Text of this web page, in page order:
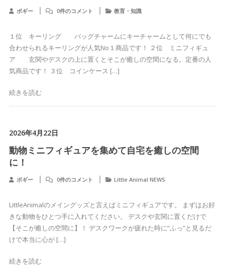
ボギー 0件のコメント 教育・知識
１位 キーリング バッグチャームにキーチャームとして何にでも
合わせられるキーリングが人気No１商品です！ ２位 ミニフィギュ
ア 玄関やデスクの上に置くとそこが癒しの空間になる。定番の人
気商品です！ ３位 コインケース […]
続きを読む
2026年4月22日
動物ミニフィギュアを集めて自宅を癒しの空間
に！
ボギー 0件のコメント Little Animal NEWS
LittleAnimalのメイングッズと言えばミニフィギュアです。 まずはお好
きな動物をひとつ手に入れてください。 デスクや玄関に置くだけで
【そこが癒しの空間に】！ デスクワークが疲れた時に”ふっ”と見るだ
けで本当に心が […]
続きを読む